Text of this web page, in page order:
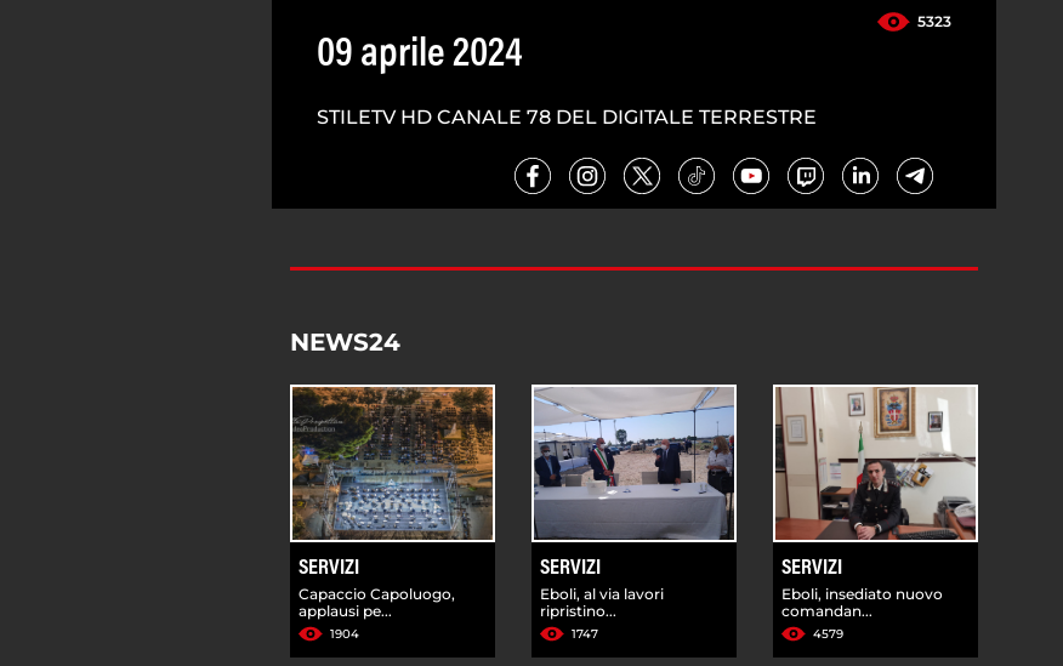
5323
09 aprile 2024
STILETV HD CANALE 78 DEL DIGITALE TERRESTRE
NEWS24
SERVIZI
Capaccio Capoluogo,
applausi pe...
1904
SERVIZI
Eboli, al via lavori
ripristino...
1747
SERVIZI
Eboli, insediato nuovo
comandan...
4579